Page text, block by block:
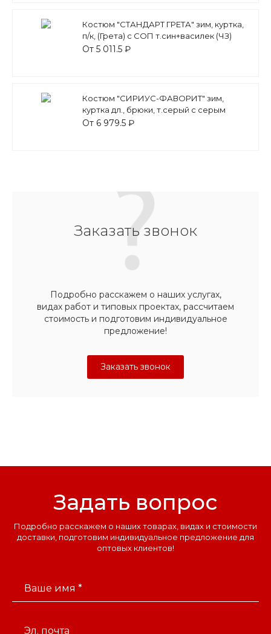
Костюм "СТАНДАРТ ГРЕТА" зим, куртка,
п/к, (Грета) с СОП т.син+василек (ЧЗ)
От 5 011.5 ₽
Костюм "СИРИУС-ФАВОРИТ" зим,
куртка дл., брюки, т.серый с серым
От 6 979.5 ₽
Заказать звонок
Подробно расскажем о наших услугах,
видах работ и типовых проектах, рассчитаем
стоимость и подготовим индивидуальное
предложение!
Заказать звонок
Задать вопрос
Подробно расскажем о наших товарах, видах и стоимости
доставки, подготовим индивидуальное предложение для
оптовых клиентов!
Ваше имя *
Эл. почта